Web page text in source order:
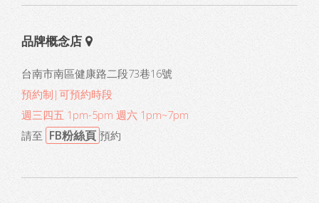
品牌概念店
台南市南區健康路二段73巷16號
預約制|可預約時段
週三四五 1pm-5pm 週六 1pm~7pm
請至 FB粉絲頁 預約